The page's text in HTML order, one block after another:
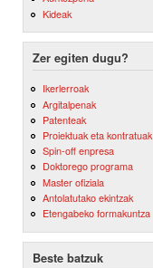
Kideak
Zer egiten dugu?
Ikerlerroak
Argitalpenak
Patenteak
Proiektuak eta kontratuak
Spin-off enpresa
Doktorego programa
Master ofiziala
Antolatutako ekintzak
Etengabeko formakuntza
Beste batzuk